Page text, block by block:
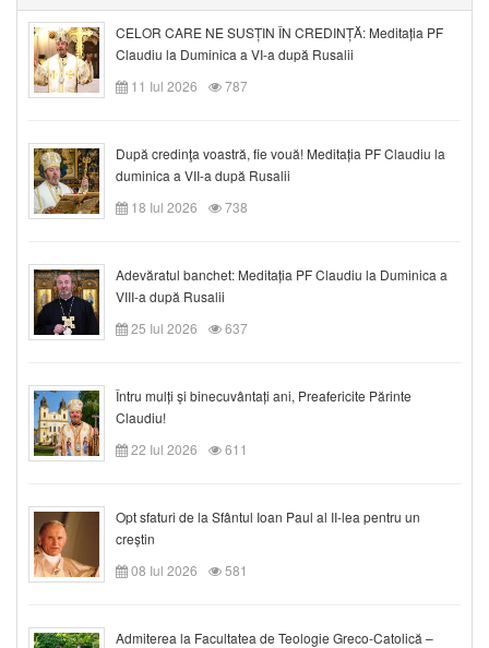
CELOR CARE NE SUSȚIN ÎN CREDINȚĂ: Meditația PF
Claudiu la Duminica a VI-a după Rusalii
11 Iul 2026
787
După credinţa voastră, fie vouă! Meditația PF Claudiu la
duminica a VII-a după Rusalii
18 Iul 2026
738
Adevăratul banchet: Meditația PF Claudiu la Duminica a
VIII-a după Rusalii
25 Iul 2026
637
Întru mulți și binecuvântați ani, Preafericite Părinte
Claudiu!
22 Iul 2026
611
Opt sfaturi de la Sfântul Ioan Paul al II-lea pentru un
creștin
08 Iul 2026
581
Admiterea la Facultatea de Teologie Greco-Catolică –